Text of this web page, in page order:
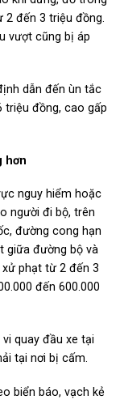
2 đến 3 triệu đồng.
vượt cũng bị áp
dẫn đến ùn tắc
đồng, cao gấp
hơn
nguy hiểm hoặc
người đi bộ, trên
đường cong hạn
giữa đường bộ và
phạt từ 2 đến 3
đến 600.000
quay đầu xe tại
tại nơi bị cấm.
biển báo, vạch kẻ